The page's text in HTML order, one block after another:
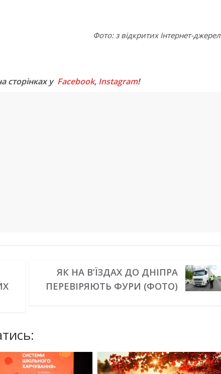
Фото: з відкритих Інтернет-джерел
сторінках у Facebook, Instagram!
ЯК НА В’ЇЗДАХ ДО ДНІПРА
ПЕРЕВІРЯЮТЬ ФУРИ (ФОТО)